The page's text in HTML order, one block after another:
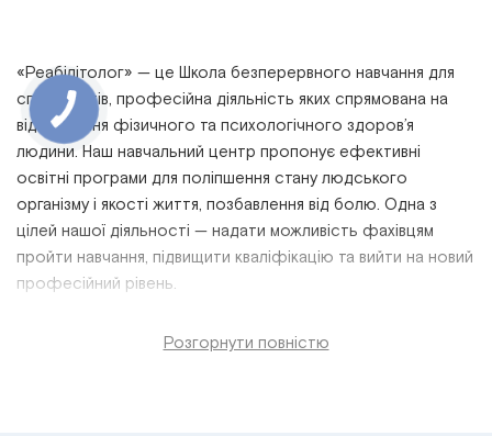
«Реабілітолог» — це Школа безперервного навчання для
спеціалістів, професійна діяльність яких спрямована на
відновлення фізичного та психологічного здоров’я
людини. Наш навчальний центр пропонує ефективні
освітні програми для поліпшення стану людського
організму і якості життя, позбавлення від болю. Одна з
цілей нашої діяльності — надати можливість фахівцям
пройти навчання, підвищити кваліфікацію та вийти на новий
професійний рівень.
Розгорнути повністю